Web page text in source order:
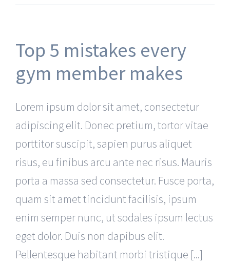
Top 5 mistakes every
gym member makes
Lorem ipsum dolor sit amet, consectetur
adipiscing elit. Donec pretium, tortor vitae
porttitor suscipit, sapien purus aliquet
risus, eu finibus arcu ante nec risus. Mauris
porta a massa sed consectetur. Fusce porta,
quam sit amet tincidunt facilisis, ipsum
enim semper nunc, ut sodales ipsum lectus
eget dolor. Duis non dapibus elit.
Pellentesque habitant morbi tristique [...]